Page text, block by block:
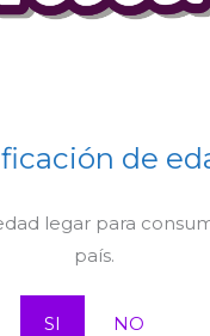
de
legar para
país.
SI NO
navegador para la